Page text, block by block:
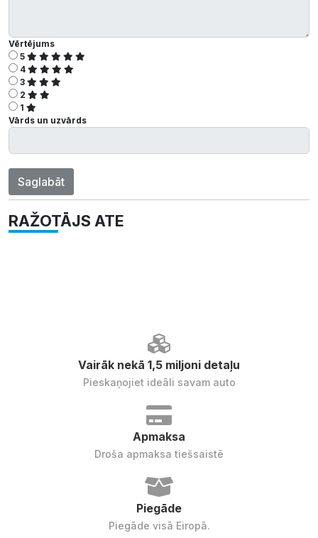
Vērtējums
5
4
3
2
1
Vārds un uzvārds
Saglabāt
RAŽOTĀJS ATE
Vairāk nekā 1,5 miljoni detaļu
Pieskaņojiet ideāli savam auto
Apmaksa
Droša apmaksa tiešsaistē
Piegāde
Piegāde visā Eiropā.